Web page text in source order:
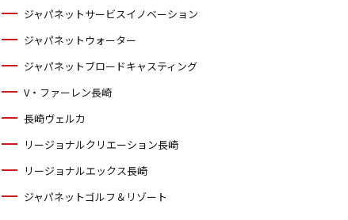
ジャパネットサービスイノベーション
ジャパネットウォーター
ジャパネットブロードキャスティング
V・ファーレン長崎
長崎ヴェルカ
リージョナルクリエーション長崎
リージョナルエックス長崎
ジャパネットゴルフ＆リゾート